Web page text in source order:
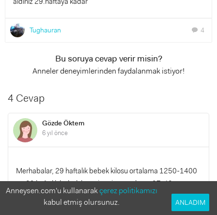
Tughauran chat 4
Bu soruya cevap verir misin?
Anneler deneyimlerinden faydalanmak istiyor!
4 Cevap
Gözde Öktem
6 yıl önce
Merhabalar, 29 haftalık bebek kilosu ortalama 1250-1400
gr, 29 haftalık bebek boyu ise yine ortalama 37-43 cm
civarında beklenir. Ancak her bebeğin gelişimi birbirinden
farklıdır, kıyaslama yapmak doğru değildir.
Anneysen.com'u kullanarakçerez politikamızı
kabul etmiş olursunuz.
ANLADIM